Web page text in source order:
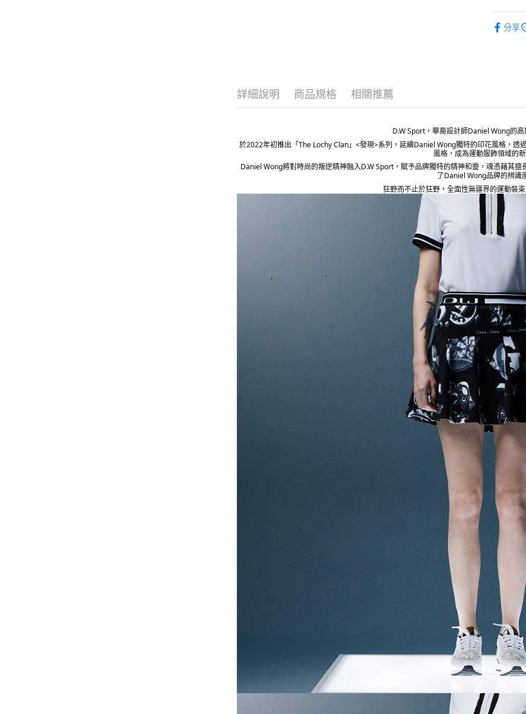
每筆分享
詳細說明 商品規格 相關推薦
D.W Sport，華裔設計師Daniel Wong的
於2022年初推出「The Lochy Clan」<發現>系列，延續Daniel Wong獨特的印花風格，透
風格，成為運動服飾領域的新
Daniel Wong將對時尚的叛逆精神融入D.W Sport，賦予品牌獨特的精神和靈，魂憑藉其
了Daniel Wong品牌的辨識
狂野而不止於狂野，全面性無疆界的運動裝束